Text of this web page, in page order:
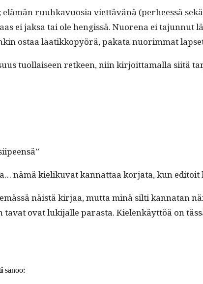
ruuhkavu­osia viet­tävänä (per­heessä
ei jak­sa tai ole hengis­sä. Nuore­na ei tajun­nut
ostaa laatikkopy­örä, paka­ta nuorim­mat
tuol­laiseen ret­keen, niin kir­joit­ta­mal­la siitä
nämä kieliku­vat kan­nat­taa kor­ja­ta, kun edi­toit
näistä kir­jaa, mut­ta minä silti kan­natan
ovat luk­i­jalle paras­ta. Kie­lenkäyt­töä on
sanoo: